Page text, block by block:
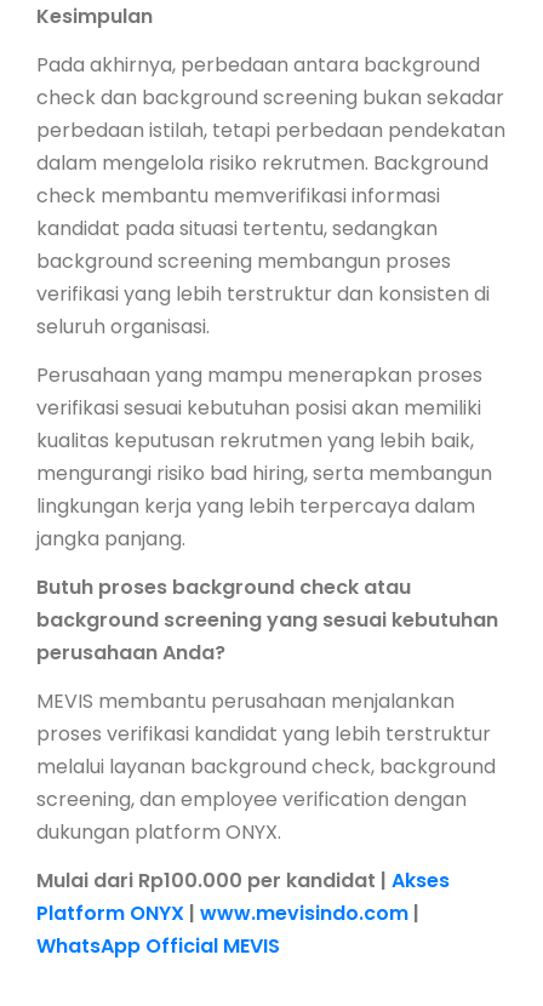
Kesimpulan
Pada akhirnya, perbedaan antara background
check dan background screening bukan sekadar
perbedaan istilah, tetapi perbedaan pendekatan
dalam mengelola risiko rekrutmen. Background
check membantu memverifikasi informasi
kandidat pada situasi tertentu, sedangkan
background screening membangun proses
verifikasi yang lebih terstruktur dan konsisten di
seluruh organisasi.
Perusahaan yang mampu menerapkan proses
verifikasi sesuai kebutuhan posisi akan memiliki
kualitas keputusan rekrutmen yang lebih baik,
mengurangi risiko bad hiring, serta membangun
lingkungan kerja yang lebih terpercaya dalam
jangka panjang.
Butuh proses background check atau
background screening yang sesuai kebutuhan
perusahaan Anda?
MEVIS membantu perusahaan menjalankan
proses verifikasi kandidat yang lebih terstruktur
melalui layanan background check, background
screening, dan employee verification dengan
dukungan platform ONYX.
Mulai dari Rp100.000 per kandidat | Akses
Platform ONYX | www.mevisindo.com |
WhatsApp Official MEVIS